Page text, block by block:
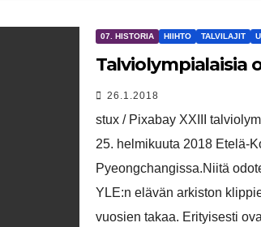
07. HISTORIA HIIHTO TALVILAJIT
Talviolympialaisia
26.1.2018
stux / Pixabay XXIII
25. helmikuuta 2018 Etelä-
Pyeongchangissa.Niitä
YLE:n elävän arkiston
vuosien takaa. Erityisesti